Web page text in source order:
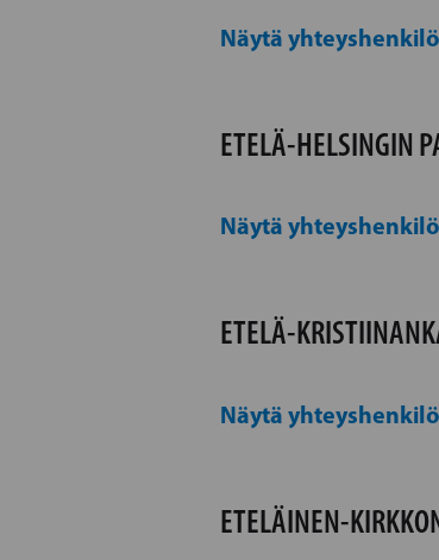
Näytä
ETELÄ-HELSINGIN
Näytä
ETELÄ-
Näytä
ETELÄINEN-